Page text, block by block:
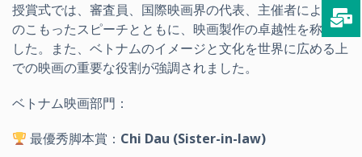
授賞式では、審査員、国際映画界の代表、主催者による心
のこもったスピーチとともに、映画製作の卓越性を称えま
した。また、ベトナムのイメージと文化を世界に広める上
での映画の重要な役割が強調されました。
ベトナム映画部門：
最優秀脚本賞： Chi Dau (Sister-in-law)